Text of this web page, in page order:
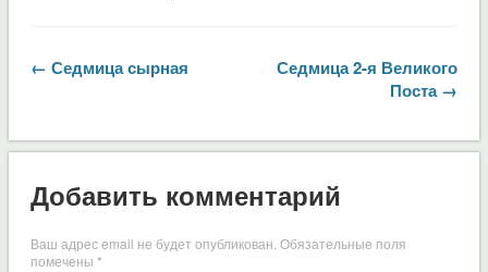
← Седмица сырная
Седмица 2-я Великого
Поста →
Добавить комментарий
Ваш адрес email не будет опубликован.Обязательные поля
помечены *